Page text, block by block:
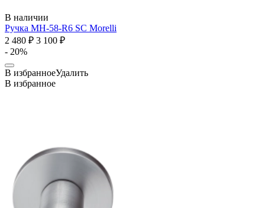
В наличии
Ручка MH-58-R6 SC Morelli
2 480 ₽ 3 100 ₽
- 20%
В избранноеУдалить
В избранное